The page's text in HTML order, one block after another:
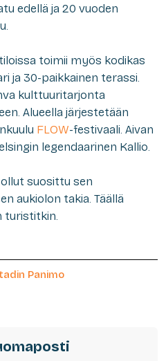
edellä ja 20 vuoden
toimii myös kodikas
ja 30-paikkainen terassi.
kulttuuritarjonta
Alueella järjestetään
FLOW-festivaali. Aivan
legendaarinen Kallio.
suosittu sen
aukiolon takia. Täällä
turistitkin.
Panimo